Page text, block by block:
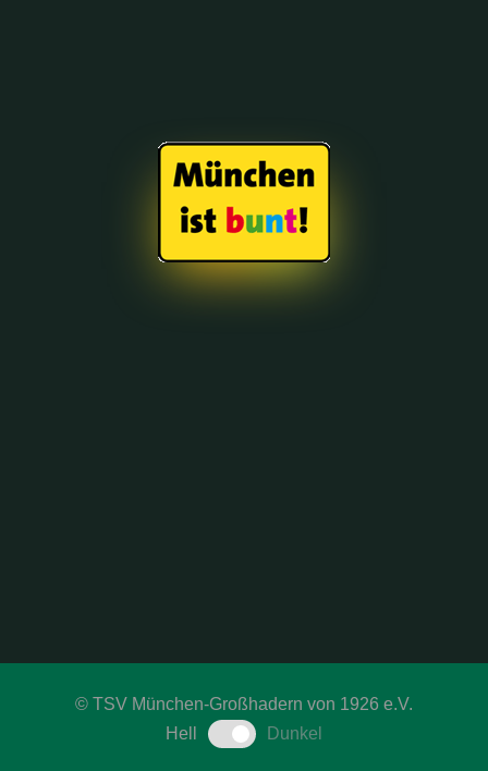
© TSV München-Großhadern von 1926 e.V.
Hell
Dunkel